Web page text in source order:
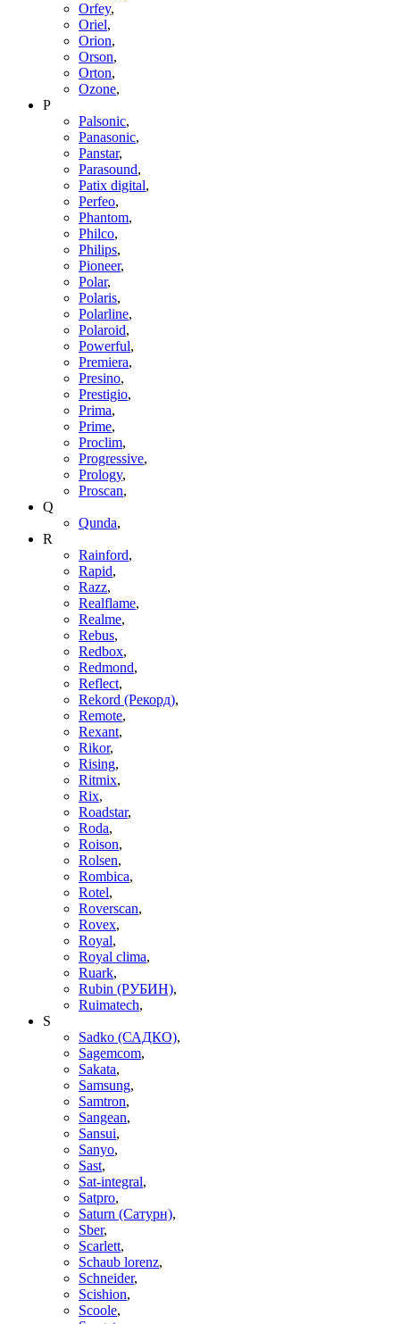
Orfey,
Oriel,
Orion,
Orson,
Orton,
Ozone,
P
Palsonic,
Panasonic,
Panstar,
Parasound,
Patix digital,
Perfeo,
Phantom,
Philco,
Philips,
Pioneer,
Polar,
Polaris,
Polarline,
Polaroid,
Powerful,
Premiera,
Presino,
Prestigio,
Prima,
Prime,
Proclim,
Progressive,
Prology,
Proscan,
Q
Qunda,
R
Rainford,
Rapid,
Razz,
Realflame,
Realme,
Rebus,
Redbox,
Redmond,
Reflect,
Rekord (Рекорд),
Remote,
Rexant,
Rikor,
Rising,
Ritmix,
Rix,
Roadstar,
Roda,
Roison,
Rolsen,
Rombica,
Rotel,
Roverscan,
Rovex,
Royal,
Royal clima,
Ruark,
Rubin (РУБИН),
Ruimatech,
S
Sadko (САДКО),
Sagemcom,
Sakata,
Samsung,
Samtron,
Sangean,
Sansui,
Sanyo,
Sast,
Sat-integral,
Satpro,
Saturn (Сатурн),
Sber,
Scarlett,
Schaub lorenz,
Schneider,
Scishion,
Scoole,